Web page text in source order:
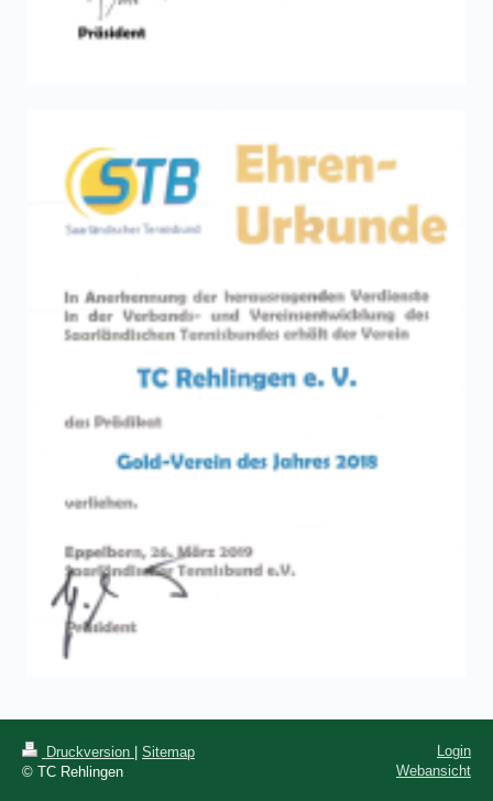
Druckversion | Sitemap
© TC Rehlingen
Login
Webansicht